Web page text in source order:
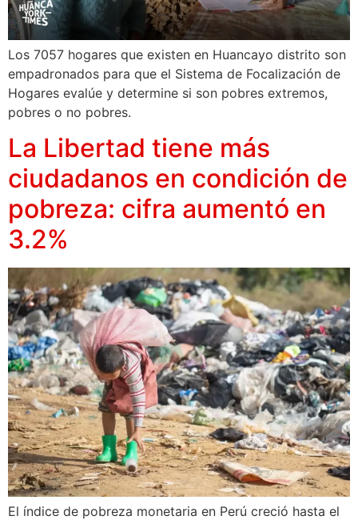
Los 7057 hogares que existen en Huancayo distrito son
empadronados para que el Sistema de Focalización de
Hogares evalúe y determine si son pobres extremos,
pobres o no pobres.
La Libertad tiene más
ciudadanos en condición de
pobreza: cifra aumentó en
3.2%
El índice de pobreza monetaria en Perú creció hasta el